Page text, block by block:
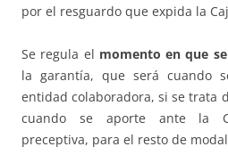
por el resguardo que expida la
Se regula el momento en que
la garantía, que será cuando
entidad colaboradora, si se trata
cuando se aporte ante la
preceptiva, para el resto de